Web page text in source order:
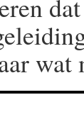
wat